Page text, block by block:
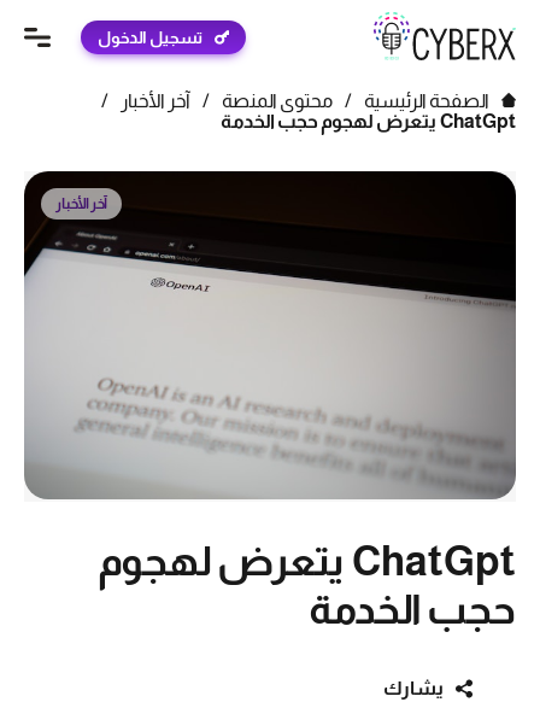
تسجيل الدخول
الصفحة الرئيسية / محتوى المنصة / آخر الأخبار
/
ChatGpt يتعرض لهجوم حجب الخدمة
آخر الأخبار
ChatGpt يتعرض لهجوم
حجب الخدمة
يشارك